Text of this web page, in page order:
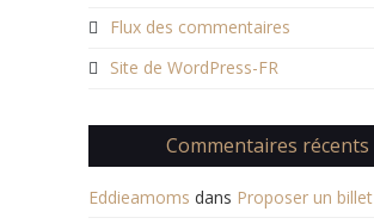
Flux des commentaires
Site de WordPress-FR
Commentaires récents
Eddieamoms dans Proposer un billet